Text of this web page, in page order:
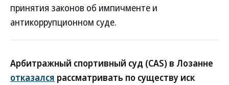
принятия законов об импичменте и
антикоррупционном суде.
Арбитражный спортивный суд (CAS) в Лозанне
отказался рассматривать по существу иск